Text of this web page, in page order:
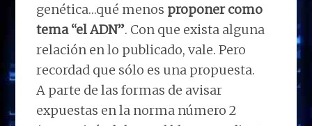
genética…qué menos proponer como
tema “el ADN”. Con que exista alguna
relación en lo publicado, vale. Pero
recordad que sólo es una propuesta.
A parte de las formas de avisar
expuestas en la norma número 2